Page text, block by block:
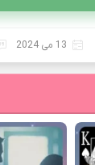
13 می 2024